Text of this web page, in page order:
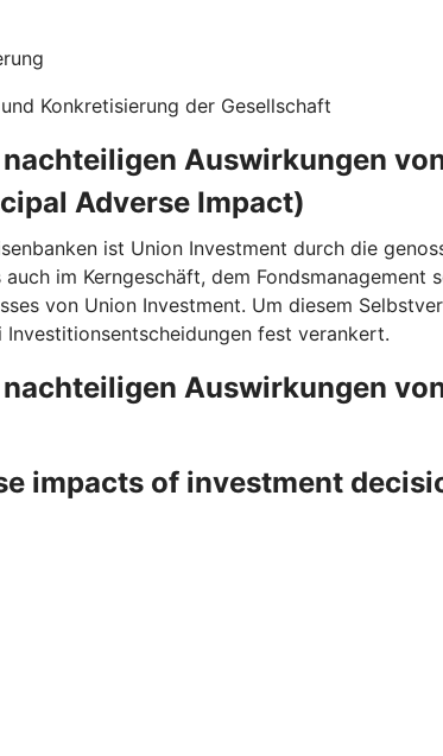
Konkretisierung der Gesellschaft
Auswirkungen
Adverse Impact)
ist Union Investment durch die
im Kerngeschäft, dem
von Union Investment. Um diesem
fest verankert.
Auswirkungen
impacts of investment